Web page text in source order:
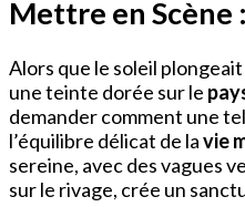
Mettre en Scène
Alors que le soleil
une teinte dorée sur le
demander comment une
l’équilibre délicat de lavie
sereine, avec des vagues
sur le rivage, crée un